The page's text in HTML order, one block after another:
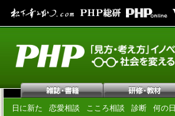
日に新た 恋愛相談 こころ相談 診断 何の日